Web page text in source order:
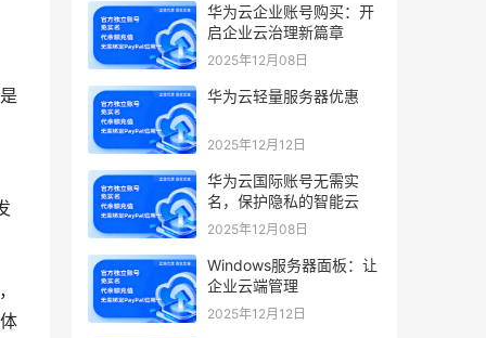
华为云企业账号购买：开
启企业云治理新篇章
2025年12月08日
华为云轻量服务器优惠
2025年12月12日
华为云国际账号无需实
名，保护隐私的智能云
2025年12月08日
Windows服务器面板：让
企业云端管理
2025年12月12日